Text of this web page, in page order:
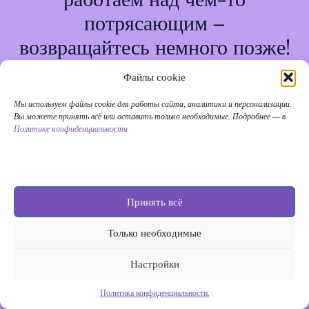
Файлы cookie
Мы используем файлы cookie для работы сайта, аналитики и персонализации.
Вы можете принять всё или оставить только необходимые. Подробнее — в
Политике конфиденциальности
Принять всё
Только необходимые
Настройки
Политика конфиденциальности.
потрясающим –
возвращайтесь немного позже!